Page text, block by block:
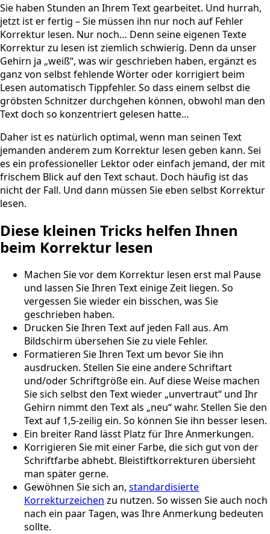
Sie haben Stunden an Ihrem Text gearbeitet. Und hurrah,
jetzt ist er fertig – Sie müssen ihn nur noch auf Fehler
Korrektur lesen. Nur noch… Denn seine eigenen Texte
Korrektur zu lesen ist ziemlich schwierig. Denn da unser
Gehirn ja „weiß“, was wir geschrieben haben, ergänzt es
ganz von selbst fehlende Wörter oder korrigiert beim
Lesen automatisch Tippfehler. So dass einem selbst die
gröbsten Schnitzer durchgehen können, obwohl man den
Text doch so konzentriert gelesen hatte…
Daher ist es natürlich optimal, wenn man seinen Text
jemanden anderem zum Korrektur lesen geben kann. Sei
es ein professioneller Lektor oder einfach jemand, der mit
frischem Blick auf den Text schaut. Doch häufig ist das
nicht der Fall. Und dann müssen Sie eben selbst Korrektur
lesen.
Diese kleinen Tricks helfen Ihnen
beim Korrektur lesen
Machen Sie vor dem Korrektur lesen erst mal Pause
und lassen Sie Ihren Text einige Zeit liegen. So
vergessen Sie wieder ein bisschen, was Sie
geschrieben haben.
Drucken Sie Ihren Text auf jeden Fall aus. Am
Bildschirm übersehen Sie zu viele Fehler.
Formatieren Sie Ihren Text um bevor Sie ihn
ausdrucken. Stellen Sie eine andere Schriftart
und/oder Schriftgröße ein. Auf diese Weise machen
Sie sich selbst den Text wieder „unvertraut“ und Ihr
Gehirn nimmt den Text als „neu“ wahr. Stellen Sie den
Text auf 1,5-zeilig ein. So können Sie ihn besser lesen.
Ein breiter Rand lässt Platz für Ihre Anmerkungen.
Korrigieren Sie mit einer Farbe, die sich gut von der
Schriftfarbe abhebt. Bleistiftkorrekturen übersieht
man später gerne.
Gewöhnen Sie sich an, standardisierte
Korrekturzeichen zu nutzen. So wissen Sie auch noch
nach ein paar Tagen, was Ihre Anmerkung bedeuten
sollte.